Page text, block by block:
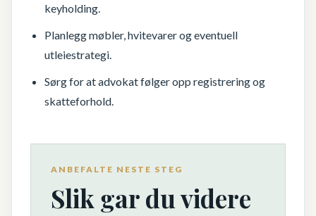
keyholding.
Planlegg møbler, hvitevarer og eventuell
utleiestrategi.
Sørg for at advokat følger opp registrering og
skatteforhold.
ANBEFALTE NESTE STEG
Slik gar du videre